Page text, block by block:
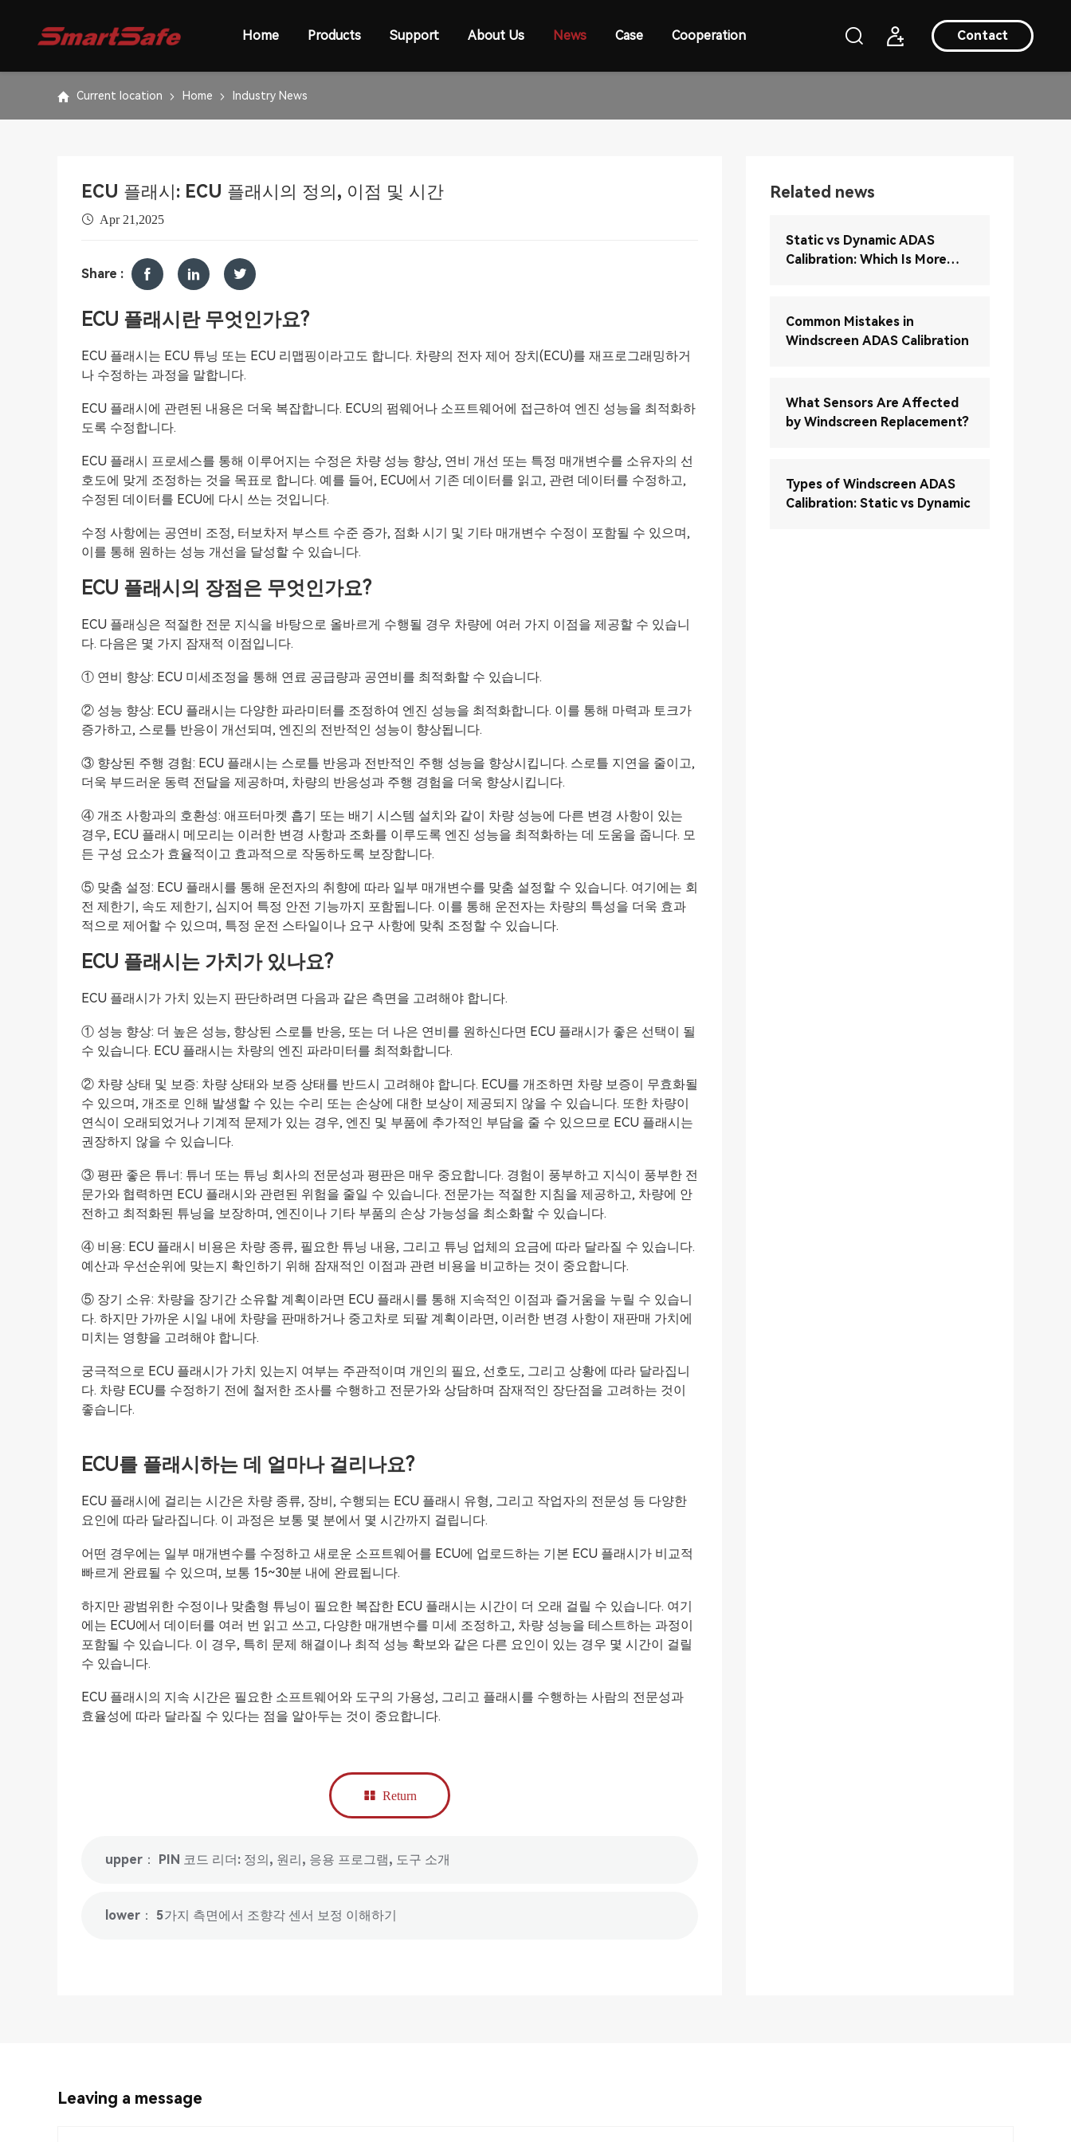
Contact
Home Products Support About Us News Case Cooperation
Current location Home Industry News
ECU 플래시: ECU 플래시의 정의, 이점 및 시간
Apr 21,2025
Share :
ECU 플래시란 무엇인가요?
ECU 플래시는 ECU 튜닝 또는 ECU 리맵핑이라고도 합니다. 차량의 전자 제어 장치(ECU)를 재프로그래밍하거
나 수정하는 과정을 말합니다.
ECU 플래시에 관련된 내용은 더욱 복잡합니다. ECU의 펌웨어나 소프트웨어에 접근하여 엔진 성능을 최적화하
도록 수정합니다.
ECU 플래시 프로세스를 통해 이루어지는 수정은 차량 성능 향상, 연비 개선 또는 특정 매개변수를 소유자의 선
호도에 맞게 조정하는 것을 목표로 합니다. 예를 들어, ECU에서 기존 데이터를 읽고, 관련 데이터를 수정하고,
수정된 데이터를 ECU에 다시 쓰는 것입니다.
수정 사항에는 공연비 조정, 터보차저 부스트 수준 증가, 점화 시기 및 기타 매개변수 수정이 포함될 수 있으며,
이를 통해 원하는 성능 개선을 달성할 수 있습니다.
ECU 플래시의 장점은 무엇인가요?
ECU 플래싱은 적절한 전문 지식을 바탕으로 올바르게 수행될 경우 차량에 여러 가지 이점을 제공할 수 있습니
다. 다음은 몇 가지 잠재적 이점입니다.
① 연비 향상: ECU 미세조정을 통해 연료 공급량과 공연비를 최적화할 수 있습니다.
② 성능 향상: ECU 플래시는 다양한 파라미터를 조정하여 엔진 성능을 최적화합니다. 이를 통해 마력과 토크가
증가하고, 스로틀 반응이 개선되며, 엔진의 전반적인 성능이 향상됩니다.
③ 향상된 주행 경험: ECU 플래시는 스로틀 반응과 전반적인 주행 성능을 향상시킵니다. 스로틀 지연을 줄이고,
더욱 부드러운 동력 전달을 제공하며, 차량의 반응성과 주행 경험을 더욱 향상시킵니다.
④ 개조 사항과의 호환성: 애프터마켓 흡기 또는 배기 시스템 설치와 같이 차량 성능에 다른 변경 사항이 있는
경우, ECU 플래시 메모리는 이러한 변경 사항과 조화를 이루도록 엔진 성능을 최적화하는 데 도움을 줍니다. 모
든 구성 요소가 효율적이고 효과적으로 작동하도록 보장합니다.
⑤ 맞춤 설정: ECU 플래시를 통해 운전자의 취향에 따라 일부 매개변수를 맞춤 설정할 수 있습니다. 여기에는 회
전 제한기, 속도 제한기, 심지어 특정 안전 기능까지 포함됩니다. 이를 통해 운전자는 차량의 특성을 더욱 효과
적으로 제어할 수 있으며, 특정 운전 스타일이나 요구 사항에 맞춰 조정할 수 있습니다.
ECU 플래시는 가치가 있나요?
ECU 플래시가 가치 있는지 판단하려면 다음과 같은 측면을 고려해야 합니다.
① 성능 향상: 더 높은 성능, 향상된 스로틀 반응, 또는 더 나은 연비를 원하신다면 ECU 플래시가 좋은 선택이 될
수 있습니다. ECU 플래시는 차량의 엔진 파라미터를 최적화합니다.
② 차량 상태 및 보증: 차량 상태와 보증 상태를 반드시 고려해야 합니다. ECU를 개조하면 차량 보증이 무효화될
수 있으며, 개조로 인해 발생할 수 있는 수리 또는 손상에 대한 보상이 제공되지 않을 수 있습니다. 또한 차량이
연식이 오래되었거나 기계적 문제가 있는 경우, 엔진 및 부품에 추가적인 부담을 줄 수 있으므로 ECU 플래시는
권장하지 않을 수 있습니다.
③ 평판 좋은 튜너: 튜너 또는 튜닝 회사의 전문성과 평판은 매우 중요합니다. 경험이 풍부하고 지식이 풍부한 전
문가와 협력하면 ECU 플래시와 관련된 위험을 줄일 수 있습니다. 전문가는 적절한 지침을 제공하고, 차량에 안
전하고 최적화된 튜닝을 보장하며, 엔진이나 기타 부품의 손상 가능성을 최소화할 수 있습니다.
④ 비용: ECU 플래시 비용은 차량 종류, 필요한 튜닝 내용, 그리고 튜닝 업체의 요금에 따라 달라질 수 있습니다.
예산과 우선순위에 맞는지 확인하기 위해 잠재적인 이점과 관련 비용을 비교하는 것이 중요합니다.
⑤ 장기 소유: 차량을 장기간 소유할 계획이라면 ECU 플래시를 통해 지속적인 이점과 즐거움을 누릴 수 있습니
다. 하지만 가까운 시일 내에 차량을 판매하거나 중고차로 되팔 계획이라면, 이러한 변경 사항이 재판매 가치에
미치는 영향을 고려해야 합니다.
궁극적으로 ECU 플래시가 가치 있는지 여부는 주관적이며 개인의 필요, 선호도, 그리고 상황에 따라 달라집니
다. 차량 ECU를 수정하기 전에 철저한 조사를 수행하고 전문가와 상담하며 잠재적인 장단점을 고려하는 것이
좋습니다.
ECU를 플래시하는 데 얼마나 걸리나요?
ECU 플래시에 걸리는 시간은 차량 종류, 장비, 수행되는 ECU 플래시 유형, 그리고 작업자의 전문성 등 다양한
요인에 따라 달라집니다. 이 과정은 보통 몇 분에서 몇 시간까지 걸립니다.
어떤 경우에는 일부 매개변수를 수정하고 새로운 소프트웨어를 ECU에 업로드하는 기본 ECU 플래시가 비교적
빠르게 완료될 수 있으며, 보통 15~30분 내에 완료됩니다.
하지만 광범위한 수정이나 맞춤형 튜닝이 필요한 복잡한 ECU 플래시는 시간이 더 오래 걸릴 수 있습니다. 여기
에는 ECU에서 데이터를 여러 번 읽고 쓰고, 다양한 매개변수를 미세 조정하고, 차량 성능을 테스트하는 과정이
포함될 수 있습니다. 이 경우, 특히 문제 해결이나 최적 성능 확보와 같은 다른 요인이 있는 경우 몇 시간이 걸릴
수 있습니다.
ECU 플래시의 지속 시간은 필요한 소프트웨어와 도구의 가용성, 그리고 플래시를 수행하는 사람의 전문성과
효율성에 따라 달라질 수 있다는 점을 알아두는 것이 중요합니다.
Return
upper： PIN 코드 리더: 정의, 원리, 응용 프로그램, 도구 소개
lower： 5가지 측면에서 조향각 센서 보정 이해하기
Related news
Static vs Dynamic ADAS
Calibration: Which Is More
Common Mistakes in
Windscreen ADAS Calibration
What Sensors Are Affected
by Windscreen Replacement?
Types of Windscreen ADAS
Calibration: Static vs Dynamic
Leaving a message